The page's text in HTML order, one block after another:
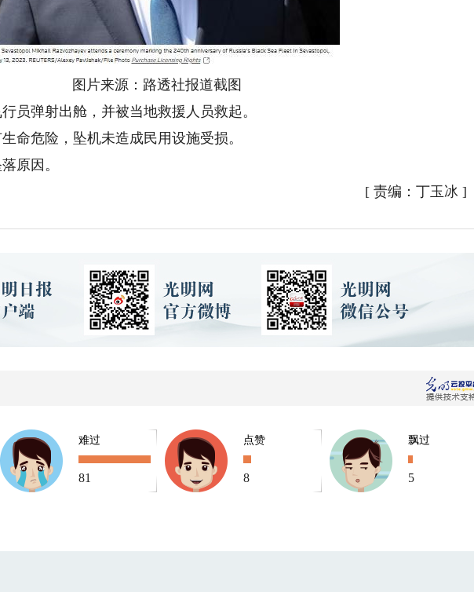
图片来源：路透社报道截图
弹射出舱，并被当地救援人员救起。
危险，坠机未造成民用设施受损。
原因。
[ 责编：丁玉冰 ]
难过
81
点赞
8
飘过
5